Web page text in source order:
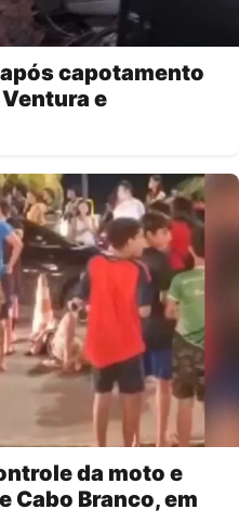
capotamento
e
da moto e
Cabo Branco, em